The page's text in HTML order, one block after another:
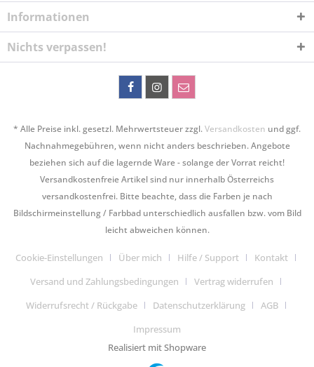
Informationen
Nichts verpassen!
* Alle Preise inkl. gesetzl. Mehrwertsteuer zzgl.Versandkosten und ggf.
Nachnahmegebühren, wenn nicht anders beschrieben. Angebote
beziehen sich auf die lagernde Ware - solange der Vorrat reicht!
Versandkostenfreie Artikel sind nur innerhalb Österreichs
versandkostenfrei. Bitte beachte, dass die Farben je nach
Bildschirmeinstellung / Farbbad unterschiedlich ausfallen bzw. vom Bild
leicht abweichen können.
Cookie-Einstellungen Über mich Hilfe / Support
Kontakt
Versand und Zahlungsbedingungen
Vertrag widerrufen
Widerrufsrecht / Rückgabe
Datenschutzerklärung
AGB
Impressum
Realisiert mit Shopware